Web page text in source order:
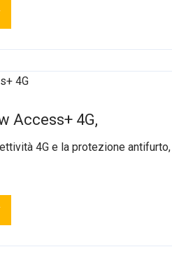
Access+ 4G,
4G e la protezione